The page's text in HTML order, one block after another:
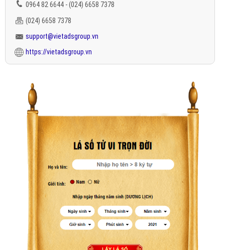
0964 82 6644 - (024) 6658 7378
(024) 6658 7378
support@vietadsgroup.vn
https://vietadsgroup.vn